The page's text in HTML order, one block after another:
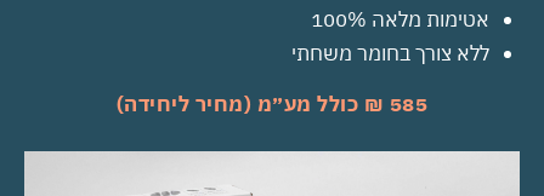
אטימות מלאה 100%
ללא צורך בחומר משחתי
585 ₪ כולל מע״מ (מחיר ליחידה)